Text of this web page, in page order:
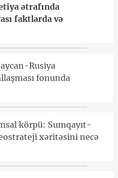
ətrafında
faktlarda və
Rusiya
fonunda
körpü: Sumqayıt-
xəritəsini necə